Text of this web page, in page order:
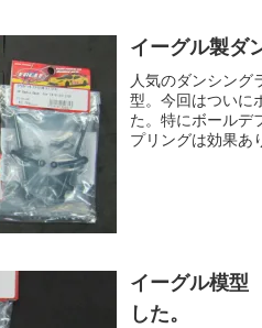
イーグル製ダ
人気のダンシング
型。今回はついに
た。特にボールデ
プリングは効果あ
イーグル模型
した。